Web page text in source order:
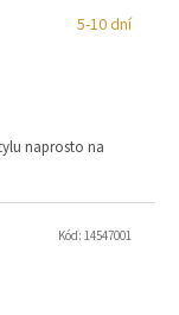
5-10 dní
naprosto na
Kód: 14547001